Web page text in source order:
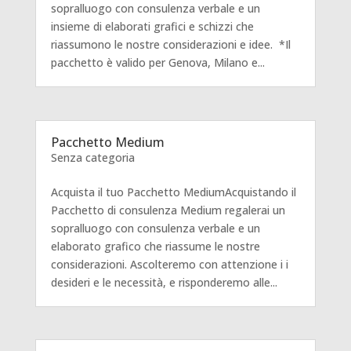
sopralluogo con consulenza verbale e un
insieme di elaborati grafici e schizzi che
riassumono le nostre considerazioni e idee. *Il
pacchetto è valido per Genova, Milano e...
Pacchetto Medium
Senza categoria
Acquista il tuo Pacchetto MediumAcquistando il
Pacchetto di consulenza Medium regalerai un
sopralluogo con consulenza verbale e un
elaborato grafico che riassume le nostre
considerazioni. Ascolteremo con attenzione i i
desideri e le necessità, e risponderemo alle...